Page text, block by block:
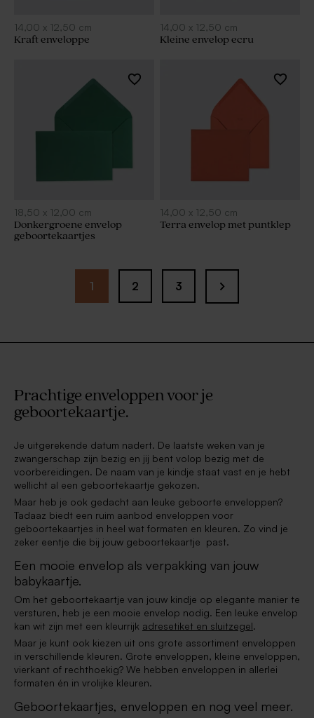
14,00 x 12,50 cm
Kraft enveloppe
14,00 x 12,50 cm
Kleine envelop ecru
18,50 x 12,00 cm
Donkergroene envelop
geboortekaartjes
14,00 x 12,50 cm
Terra envelop met puntklep
1 2 3
Prachtige enveloppen voor je
geboortekaartje.
Je uitgerekende datum nadert. De laatste weken van je
zwangerschap zijn bezig en jij bent volop bezig met de
voorbereidingen. De naam van je kindje staat vast en je hebt
wellicht al een geboortekaartje gekozen.
Maar heb je ook gedacht aan leuke geboorte enveloppen?
Tadaaz biedt een ruim aanbod enveloppen voor
geboortekaartjes in heel wat formaten en kleuren. Zo vind je
zeker eentje die bij jouw geboortekaartje past.
Een mooie envelop als verpakking van jouw
babykaartje.
Om het geboortekaartje van jouw kindje op elegante manier te
versturen, heb je een mooie envelop nodig. Een leuke envelop
kan wit zijn met een kleurrijk adresetiket en sluitzegel.
Maar je kunt ook kiezen uit ons grote assortiment enveloppen
in verschillende kleuren. Grote enveloppen, kleine enveloppen,
vierkant of rechthoekig? We hebben enveloppen in allerlei
formaten én in vrolijke kleuren.
Geboortekaartjes, enveloppen en nog veel meer.